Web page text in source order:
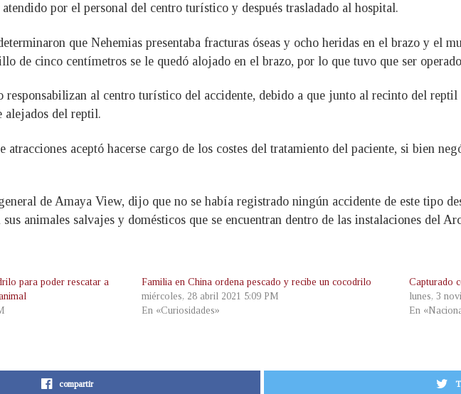
por el personal del centro turístico y después trasladado al hospital.
que Nehemias presentaba fracturas óseas y ocho heridas en el brazo y el
de cinco centímetros se le quedó alojado en el brazo, por lo que tuvo que ser
al centro turístico del accidente, debido a que junto al recinto del reptil
alejados del reptil.
atracciones aceptó hacerse cargo de los costes del tratamiento del paciente, si bien
de Amaya View, dijo que no se había registrado ningún accidente de este tipo
animales salvajes y domésticos que se encuentran dentro de las instalaciones del
para poder rescatar a
Familia en China ordena pescado y recibe un cocodrilo
miércoles, 28 abril 2021 5:09 PM
En «Curiosidades»
Capturado
lunes, 3
En
compartir